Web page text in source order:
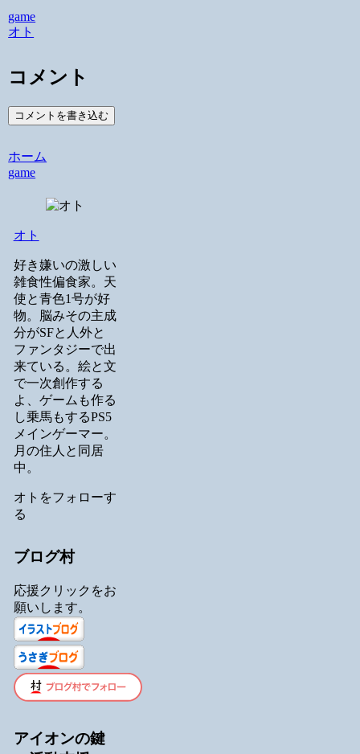
game
オト
コメント
コメントを書き込む
ホーム
game
オト
好き嫌いの激しい
雑食性偏食家。天
使と青色1号が好
物。脳みその主成
分がSFと人外と
ファンタジーで出
来ている。絵と文
で一次創作する
よ、ゲームも作る
し乗馬もするPS5
メインゲーマー。
月の住人と同居
中。
オトをフォローす
る
ブログ村
応援クリックをお
願いします。
アイオンの鍵